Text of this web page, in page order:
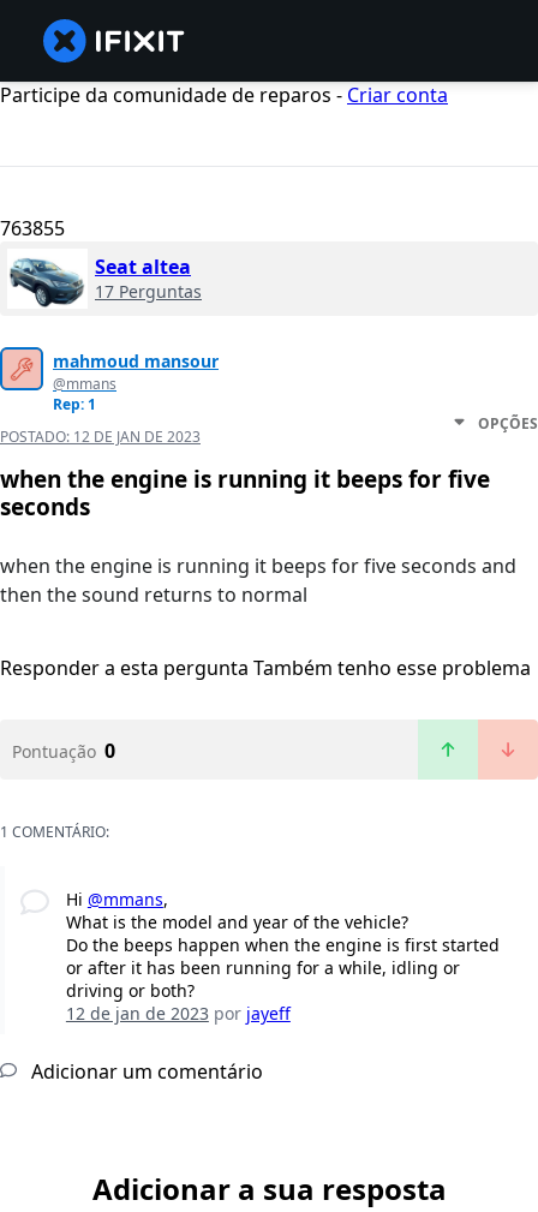
Participe da comunidade de reparos - Criar conta
763855
Seat altea
17 Perguntas
mahmoud mansour
@mmans
Rep: 1
POSTADO: 12 DE JAN DE 2023
OPÇÕES
when the engine is running it beeps for five
seconds
when the engine is running it beeps for five seconds and
then the sound returns to normal
Responder a esta pergunta Também tenho esse problema
Pontuação 0
1 COMENTÁRIO:
Hi @mmans,
What is the model and year of the vehicle?
Do the beeps happen when the engine is first started
or after it has been running for a while, idling or
driving or both?
12 de jan de 2023por jayeff
Adicionar um comentário
Adicionar a sua resposta